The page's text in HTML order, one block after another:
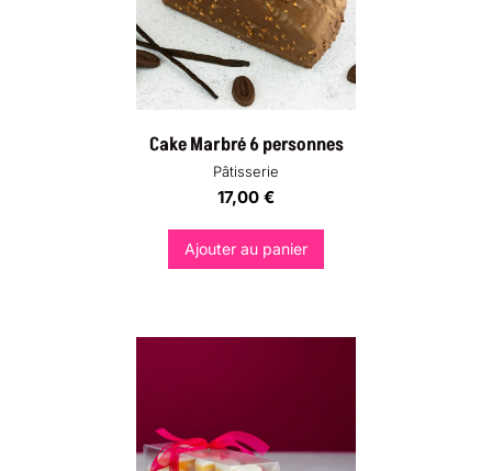
Cake Marbré 6 personnes
Pâtisserie
17,00 €
Ajouter au panier